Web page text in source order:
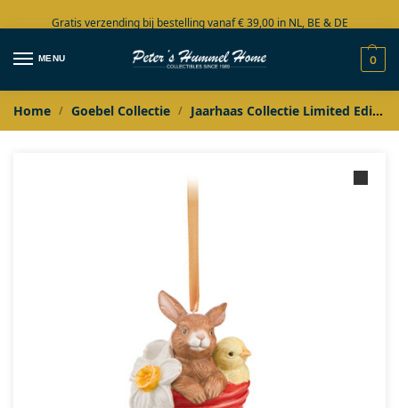
Gratis verzending bij bestelling vanaf € 39,00 in NL, BE & DE
Grote collectie in voorraad
MENU 0
Home / Goebel Collectie / Jaarhaas Collectie Limited Edition